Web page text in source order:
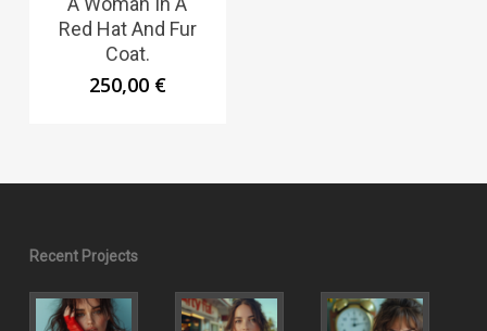
Red Hat And Fur
Coat.
250,00 €
Recent Projects